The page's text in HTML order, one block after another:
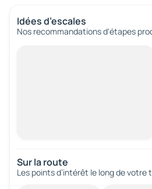
Idées d’escales
Nos recommandations d'étapes
Sur la route
Les points d’intérêt le long de votre